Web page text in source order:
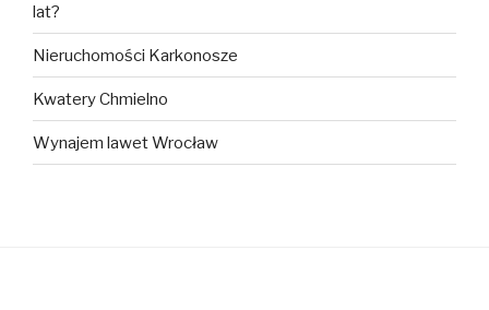
lat?
Nieruchomości Karkonosze
Kwatery Chmielno
Wynajem lawet Wrocław